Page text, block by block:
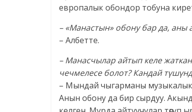
европалык обондор тобуна
– «Манастын» обону бар да, аны
– Албетте.
– Манасчылар айтып келе
чечмелесе болот? Кандай
– Мындай чыгарманы музыкалык
Анын обону да бир сырдуу.